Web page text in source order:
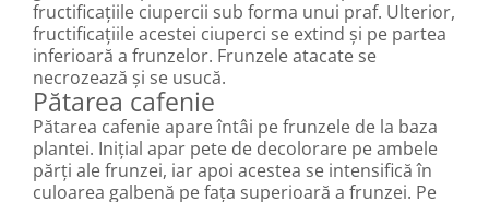
fructificațiile ciupercii sub forma unui praf. Ulterior,
fructificațiile acestei ciuperci se extind și pe partea
inferioară a frunzelor. Frunzele atacate se
necrozează și se usucă.
Pătarea cafenie
Pătarea cafenie apare întâi pe frunzele de la baza
plantei. Inițial apar pete de decolorare pe ambele
părți ale frunzei, iar apoi acestea se intensifică în
culoarea galbenă pe fața superioară a frunzei. Pe